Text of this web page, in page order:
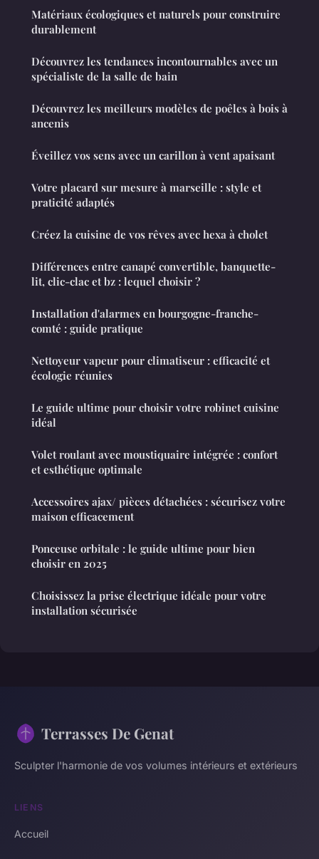
Matériaux écologiques et naturels pour construire
durablement
Découvrez les tendances incontournables avec un
spécialiste de la salle de bain
Découvrez les meilleurs modèles de poêles à bois à
ancenis
Éveillez vos sens avec un carillon à vent apaisant
Votre placard sur mesure à marseille : style et
praticité adaptés
Créez la cuisine de vos rêves avec hexa à cholet
Différences entre canapé convertible, banquette-
lit, clic-clac et bz : lequel choisir ?
Installation d'alarmes en bourgogne-franche-
comté : guide pratique
Nettoyeur vapeur pour climatiseur : efficacité et
écologie réunies
Le guide ultime pour choisir votre robinet cuisine
idéal
Volet roulant avec moustiquaire intégrée : confort
et esthétique optimale
Accessoires ajax/ pièces détachées : sécurisez votre
maison efficacement
Ponceuse orbitale : le guide ultime pour bien
choisir en 2025
Choisissez la prise électrique idéale pour votre
installation sécurisée
Terrasses De Genat
Sculpter l'harmonie de vos volumes intérieurs et extérieurs
LIENS
Accueil